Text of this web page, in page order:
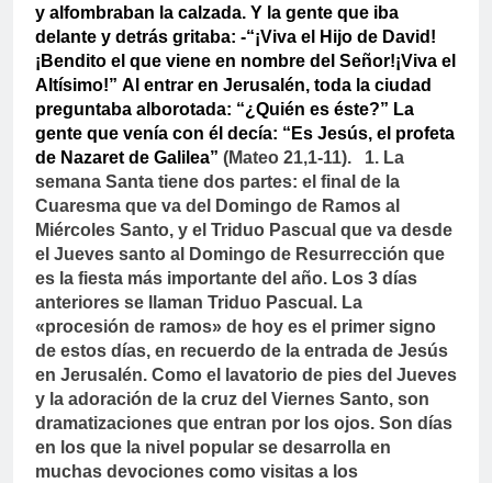
y alfombraban la calzada. Y la gente que iba
delante y detrás gritaba: -“¡Viva el Hijo de David!
¡Bendito el que viene en nombre del Señor!¡Viva el
Altísimo!” Al entrar en Jerusalén, toda la ciudad
preguntaba alborotada: “¿Quién es éste?” La
gente que venía con él decía: “Es Jesús, el profeta
de Nazaret de Galilea” (Mateo 21,1-11).
1. La
semana Santa tiene dos partes: el final de la
Cuaresma que va del Domingo de Ramos al
Miércoles Santo, y el Triduo Pascual que va desde
el Jueves santo al Domingo de Resurrección que
es la fiesta más importante del año. Los 3 días
anteriores se llaman Triduo Pascual. La
«procesión de ramos» de hoy es el primer signo
de estos días, en recuerdo de la entrada de Jesús
en Jerusalén. Como el lavatorio de pies del Jueves
y la adoración de la cruz del Viernes Santo, son
dramatizaciones que entran por los ojos. Son días
en los que la nivel popular se desarrolla en
muchas devociones como visitas a los